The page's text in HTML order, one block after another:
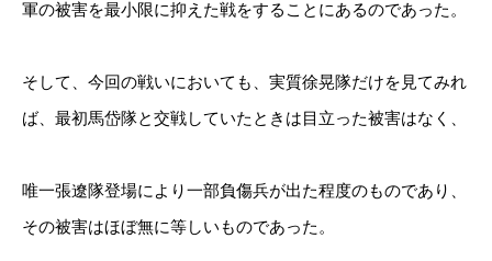
軍の被害を最小限に抑えた戦をすることにあるのであった。
そして、今回の戦いにおいても、実質徐晃隊だけを見てみれ
ば、最初馬岱隊と交戦していたときは目立った被害はなく、
唯一張遼隊登場により一部負傷兵が出た程度のものであり、
その被害はほぼ無に等しいものであった。